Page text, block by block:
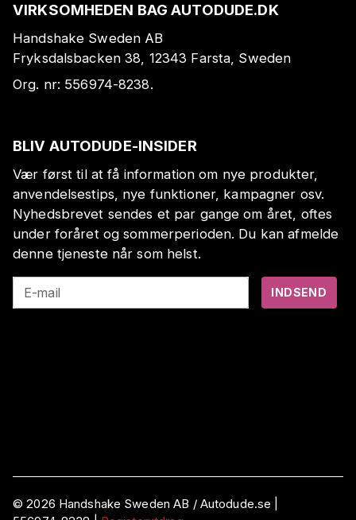
VIRKSOMHEDEN BAG AUTODUDE.DK
Handshake Sweden AB
Fryksdalsbacken 38, 12343 Farsta, Sweden
Org. nr: 556974-8238.
BLIV AUTODUDE-INSIDER
Vær først til at få information om nye produkter,
anvendelsestips, nye funktioner, kampagner osv.
Nyhedsbrevet sendes et par gange om året, oftes
under foråret og sommerperioden. Du kan afmelde
denne tjeneste når som helst.
E-mail INDSEND
©2026 Handshake Sweden AB / Autodude.se |